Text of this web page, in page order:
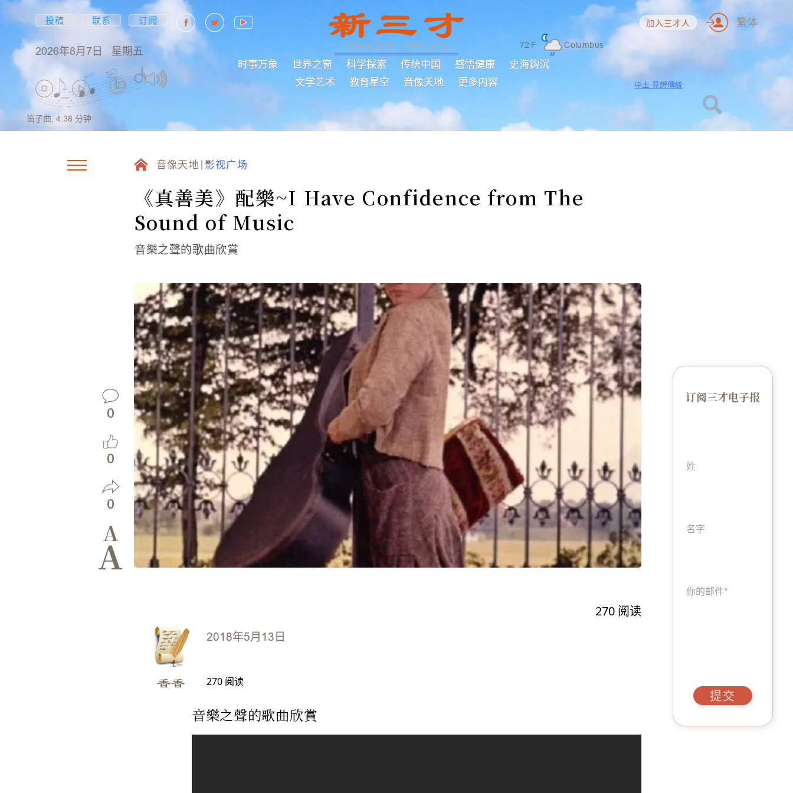
投稿 联系 订阅
2026年8月7日 星期五 72 F Columbus
时事万象 世界之窗 科学探索 传统中国 感悟健康
史海鈎沉
文学艺术
教育星空 音像天地 更多内容
加入三才人 繁体
中土 見證傳統
笛子曲, 4:38 分钟
音像天地 影视广场
《真善美》配樂~I Have Confidence from The
Sound of Music
音樂之聲的歌曲欣賞
0
0
0
A
A
270 阅读
2018年5月13日
香香 270 阅读
音樂之聲的歌曲欣賞
订阅三才电子报
提交